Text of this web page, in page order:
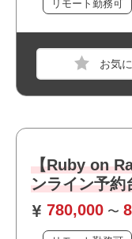
リモート勤務可
【Ruby on
ンライン予約
780,000 〜
・複雑な業務やシ
きる
・エンジニア内外
・リモート勤務
・上流工程に携
・BtoB向けのサ
・リーダーポジ
・大手企業の案
サーバーエ
・Go言語での開発
・クラウド環境を用
・設計～開発～テ
・チーム開発にお